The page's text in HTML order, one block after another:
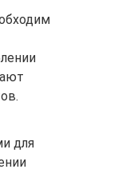
для